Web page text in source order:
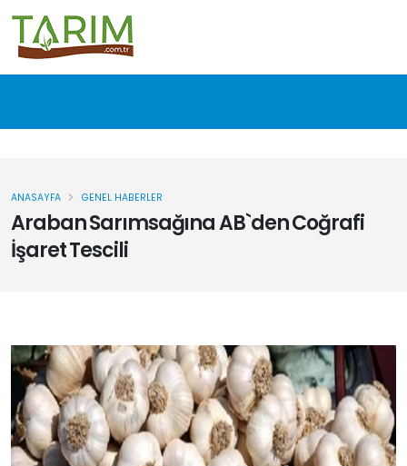
Araban Sarımsağına AB`den Coğrafi
İşaret Tescili
ANASAYFA GENEL HABERLER